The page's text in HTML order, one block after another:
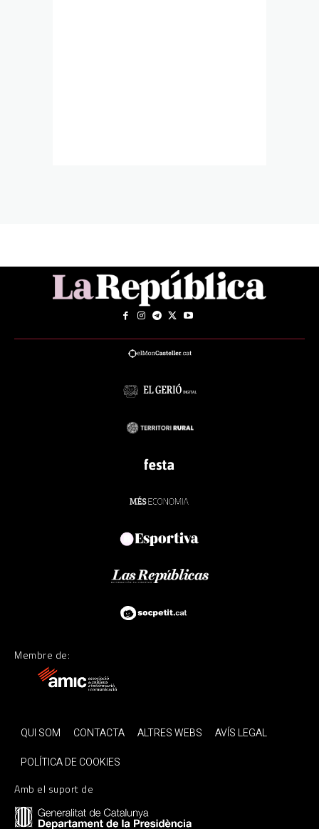
Membre de:
QUI SOM CONTACTA ALTRES WEBS
AVÍS LEGAL
POLÍTICA DE COOKIES
Amb el suport de